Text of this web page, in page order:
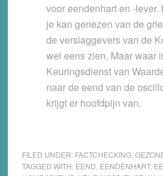
voor eendenhart en -lever.
je kan genezen van de
de verslaggevers van de
wel eens zien. Maar waar
Keuringsdienst van
naar de eend van de
krijgt er hoofdpijn van.
FILED UNDER: FACTCHECKING,
TAGGED WITH: EEND EENDENHART,